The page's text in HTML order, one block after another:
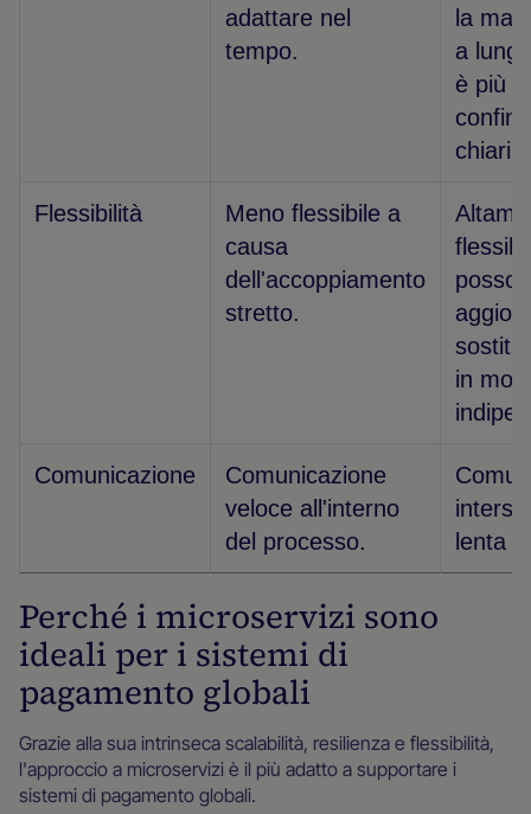
adattare nel
tempo.
la
a
è più
confini
chiari.
Flessibilità
Meno flessibile a
causa
dell'accoppiamento
stretto.
in
Comunicazione
Comunicazione
veloce all'interno
del processo.
lenta
Perché i microservizi sono
ideali per i sistemi di
pagamento globali
Grazie alla sua intrinseca scalabilità, resilienza e flessibilità,
l'approccio a microservizi è il più adatto a supportare i
sistemi di pagamento globali.